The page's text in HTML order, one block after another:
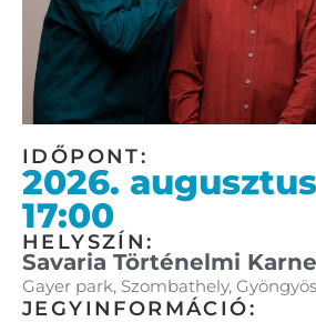
IDŐPONT:
2026.
17:00
HELYSZÍN:
Savaria Történelmi
Gayer park, Szombathely,
JEGYINFORMÁCIÓ: